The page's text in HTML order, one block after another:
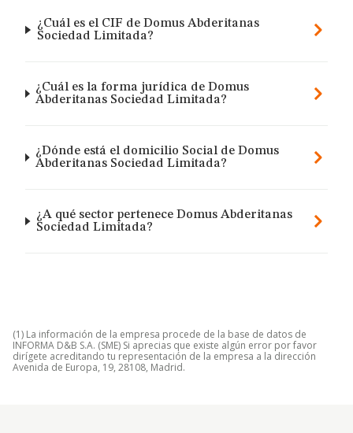
¿Cuál es el CIF de Domus Abderitanas
Sociedad Limitada?
¿Cuál es la forma jurídica de Domus
Abderitanas Sociedad Limitada?
¿Dónde está el domicilio Social de Domus
Abderitanas Sociedad Limitada?
¿A qué sector pertenece Domus Abderitanas
Sociedad Limitada?
(1) La información de la empresa procede de la base de datos de
INFORMA D&B S.A. (SME) Si aprecias que existe algún error por favor
dirígete acreditando tu representación de la empresa a la dirección
Avenida de Europa, 19, 28108, Madrid.